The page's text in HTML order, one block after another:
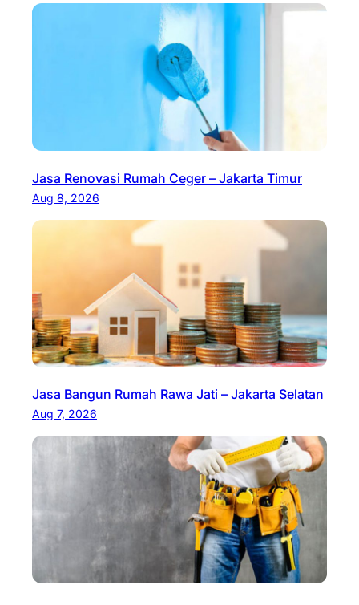
Jasa Renovasi Rumah Ceger – Jakarta Timur
Aug 8, 2026
Jasa Bangun Rumah Rawa Jati – Jakarta Selatan
Aug 7, 2026